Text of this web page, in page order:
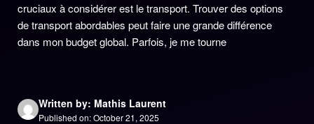
cruciaux à considérer est le transport. Trouver des options
de transport abordables peut faire une grande différence
dans mon budget global. Parfois, je me tourne
Written by: Mathis Laurent
Published on: October 21, 2025